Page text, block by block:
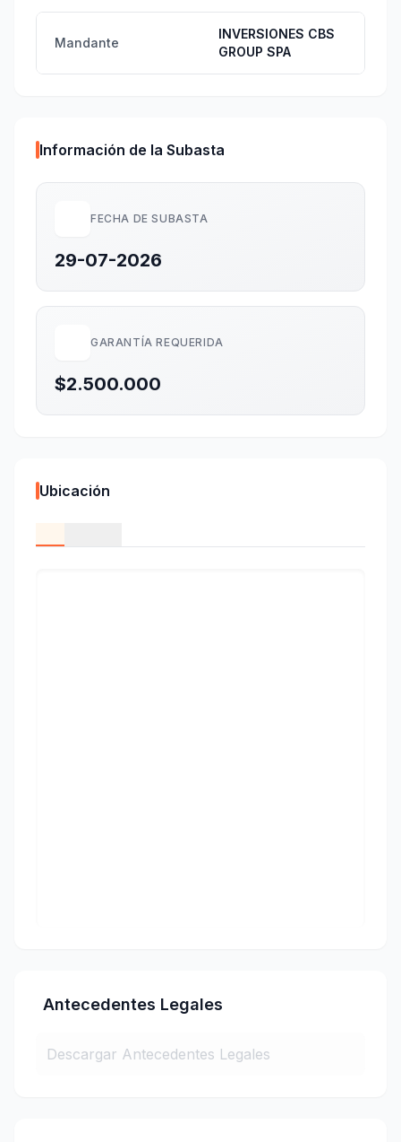
Mandante
INVERSIONES CBS
GROUP SPA
Información de la Subasta
FECHA DE SUBASTA
29-07-2026
GARANTÍA REQUERIDA
$2.500.000
Ubicación
Antecedentes Legales
Descargar Antecedentes Legales